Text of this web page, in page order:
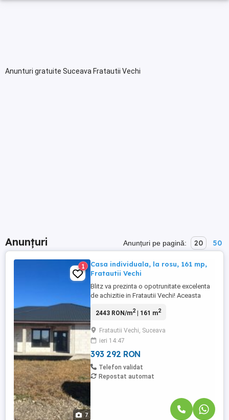
Anunturi gratuite Suceava Fratautii Vechi
Anunțuri Anunțuri pe pagină: 20 50
7
1
Casa individuala, la rosu, 161 mp,
Fratautii Vechi
Blitz va prezinta o opotrunitate excelenta
de achizitie in Fratautii Vechi! Aceasta
dispune de 3 dormitoare, o baie, un living,
suficient spatiu, asigurandu-va confortul
necesar in activitatile zilnice. Aceasta
proprietate ...
2443 RON/m2| 161 m2
Fratautii Vechi, Suceava
ieri 14:47
393 292 RON
Telefon validat
Repostat automat